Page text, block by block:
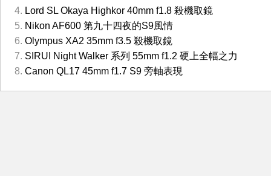
Lord SL Okaya Highkor 40mm f1.8 殺機取鏡
Nikon AF600 第九十四夜的S9風情
Olympus XA2 35mm f3.5 殺機取鏡
SIRUI Night Walker 系列 55mm f1.2 硬上全幅之力
Canon QL17 45mm f1.7 S9 旁軸表現